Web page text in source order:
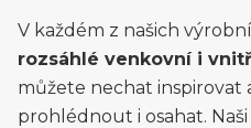
V každém z našich
rozsáhlé venkovní i
můžete nechat inspirovat
prohlédnout i osahat.